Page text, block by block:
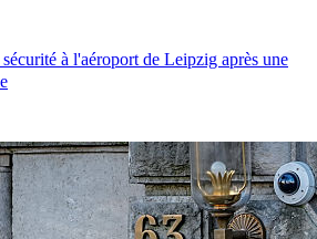
à l'aéroport de Leipzig après une